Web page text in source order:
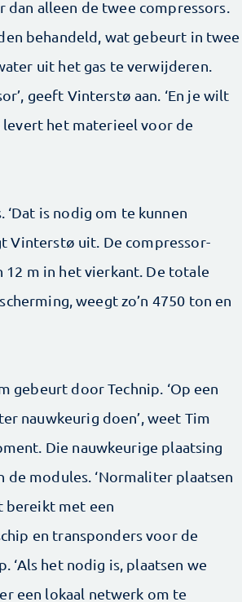
alleen de twee compressors.
behandeld, wat gebeurt in twee
uit het gas te verwijderen.
geeft Vinterstø aan. ‘En je wilt
levert het ­materieel voor de
is nodig om te kunnen
Vinterstø uit. De compressor­
12 m in het vierkant. De totale
weegt zo’n 4750 ton en
gebeurt door Technip. ‘Op een
nauwkeurig doen’, weet Tim
Die nauwkeurige plaatsing
modules. ‘Normaliter plaatsen
bereikt met een
en transponders voor de
‘Als het nodig is, plaatsen we
een lokaal netwerk om te